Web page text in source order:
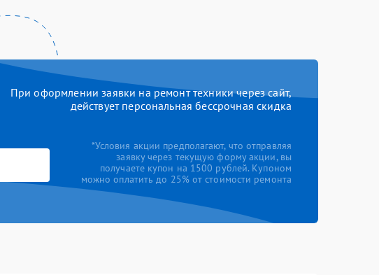
При оформлении заявки на ремонт техники через сайт,
действует персональная бессрочная скидка
*Условия акции предполагают, что отправляя
заявку через текущую форму акции, вы
получаете купон на 1500 рублей. Купоном
можно оплатить до 25% от стоимости ремонта